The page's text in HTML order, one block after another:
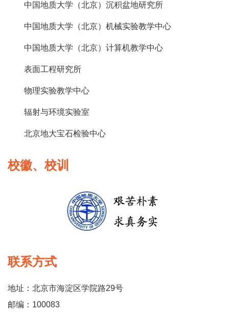
中国地质大学（北京）沉积盆地研究所
中国地质大学（北京）机械实验教学中心
中国地质大学（北京）计算机教学中心
表面工程研究所
物理实验教学中心
辐射与环境实验室
北京地大宝石检验中心
校徽、校训
联系方式
地址：北京市海淀区学院路29号
邮编：100083